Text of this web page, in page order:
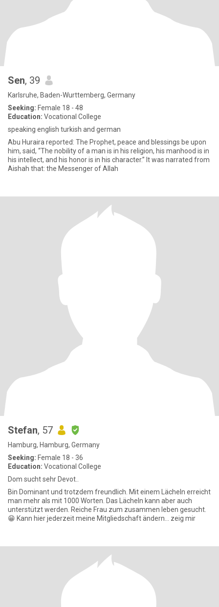
Sen, 39
Karlsruhe, Baden-Wurttemberg, Germany
Seeking: Female 18 - 48
Education: Vocational College
speaking english turkish and german
Abu Huraira reported: The Prophet, peace and blessings be upon
him, said, “The nobility of a man is in his religion, his manhood is in
his intellect, and his honor is in his character.” It was narrated from
Aishah that: the Messenger of Allah
Stefan, 57
Hamburg, Hamburg, Germany
Seeking: Female 18 - 36
Education: Vocational College
Dom sucht sehr Devot..
Bin Dominant und trotzdem freundlich. Mit einem Lächeln erreicht
man mehr als mit 1000 Worten. Das Lächeln kann aber auch
unterstützt werden. Reiche Frau zum zusammen leben gesucht.
😁 Kann hier jederzeit meine Mitgliedschaft ändern... zeig mir